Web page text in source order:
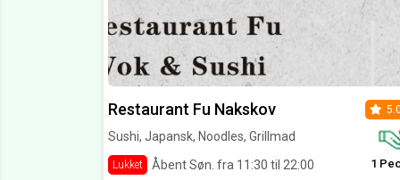
Restaurant Fu Nakskov
Sushi, Japansk, Noodles, Grillmad
Lukket Åbent Søn. fra 11:30 til 22:00 1